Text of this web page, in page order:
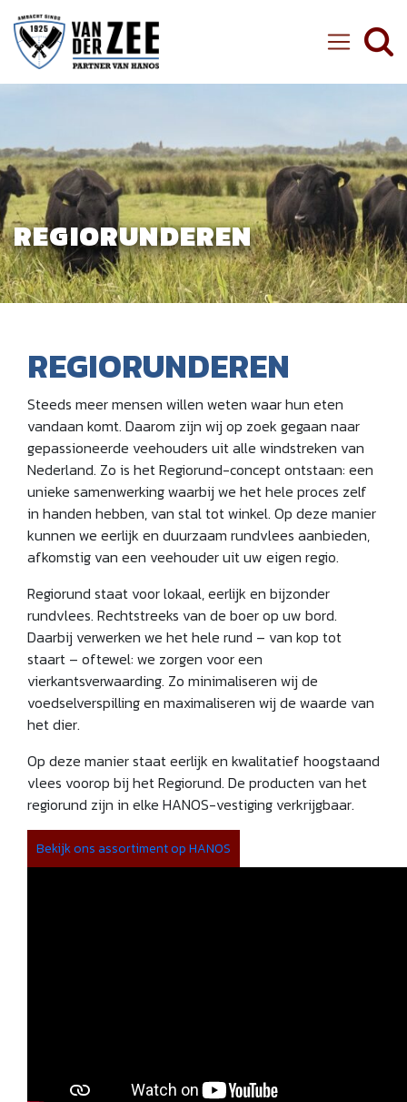
Ambachtelijke Slager van der Zee
REGIORUNDEREN
REGIORUNDEREN
Steeds meer mensen willen weten waar hun eten
vandaan komt. Daarom zijn wij op zoek gegaan naar
gepassioneerde veehouders uit alle windstreken van
Nederland. Zo is het Regiorund-concept ontstaan: een
unieke samenwerking waarbij we het hele proces zelf
in handen hebben, van stal tot winkel. Op deze manier
kunnen we eerlijk en duurzaam rundvlees aanbieden,
afkomstig van een veehouder uit uw eigen regio.
Regiorund staat voor lokaal, eerlijk en bijzonder
rundvlees. Rechtstreeks van de boer op uw bord.
Daarbij verwerken we het hele rund – van kop tot
staart – oftewel: we zorgen voor een
vierkantsverwaarding. Zo minimaliseren wij de
voedselverspilling en maximaliseren wij de waarde van
het dier.
Op deze manier staat eerlijk en kwalitatief hoogstaand
vlees voorop bij het Regiorund. De producten van het
regiorund zijn in elke HANOS-vestiging verkrijgbaar.
Bekijk ons assortiment op HANOS